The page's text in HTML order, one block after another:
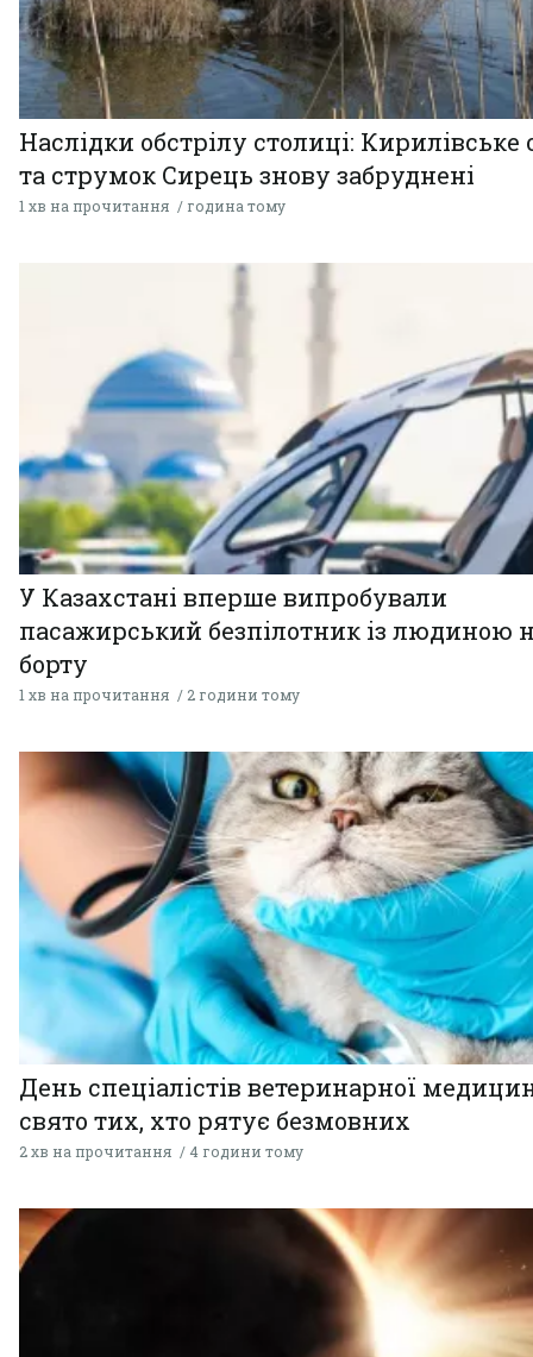
Наслідки обстрілу столиці: Кирилівське
та струмок Сирець знову забруднені
1 хв на прочитання година тому
У Казахстані вперше випробували
пасажирський безпілотник із людиною
борту
1 хв на прочитання 2 години тому
День спеціалістів ветеринарної
свято тих, хто рятує безмовних
2 хв на прочитання 4 години тому